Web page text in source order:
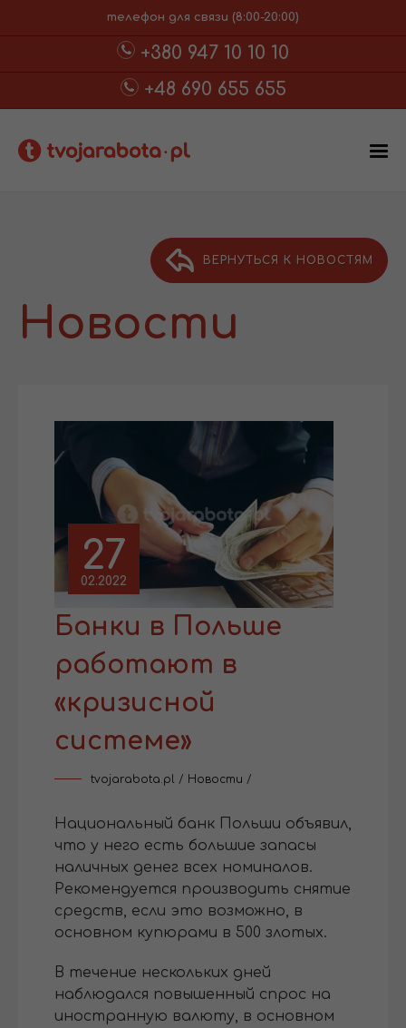
телефон для связи (8:00-20:00)
+380 947 10 10 10
+48 690 655 655
ВЕРНУТЬСЯ К НОВОСТЯМ
Новости
27
02.2022
Банки в Польше
работают в
«кризисной
системе»
tvojarabota.pl / Новости /
Национальный банк Польши объявил,
что у него есть большие запасы
наличных денег всех номиналов.
Рекомендуется производить снятие
средств, если это возможно, в
основном купюрами в 500 злотых.
В течение нескольких дней
наблюдался повышенный спрос на
иностранную валюту, в основном